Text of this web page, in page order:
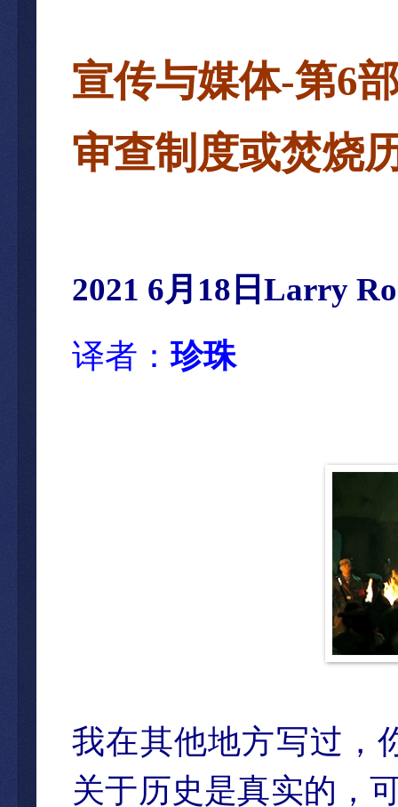
宣传与媒体-第6
审查制度或焚烧
2021 6月18日Larry
译者：珍珠
我在其他地方写过，
关于历史是真实的，